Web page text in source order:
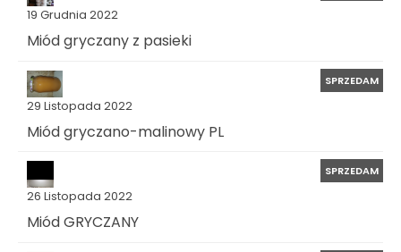
19 Grudnia 2022
Miód gryczany z pasieki
29 Listopada 2022
SPRZEDAM
Miód gryczano-malinowy PL
26 Listopada 2022
SPRZEDAM
Miód GRYCZANY